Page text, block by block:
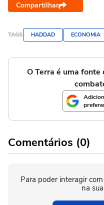
Compartilhar
TAGS HADDAD ECONOMIA
O Terra é uma
Comentários (0)
Para poder interagir
na